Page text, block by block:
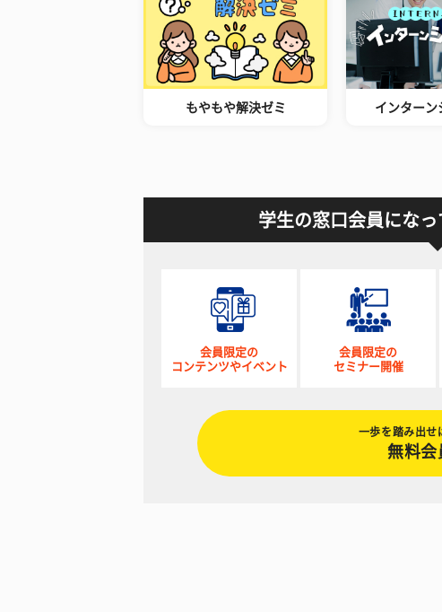
もやもや解決ゼミ インターン
学生の窓口会員になっ
会員限定の
コンテンツやイベント
会員限定の
セミナー開催
一歩を踏み出せ
無料会